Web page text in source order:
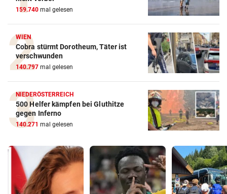
159.740 mal gelesen
WIEN
Cobra stürmt Dorotheum, Täter ist
verschwunden
140.797 mal gelesen
NIEDERÖSTERREICH
500 Helfer kämpfen bei Gluthitze
gegen Inferno
140.271 mal gelesen